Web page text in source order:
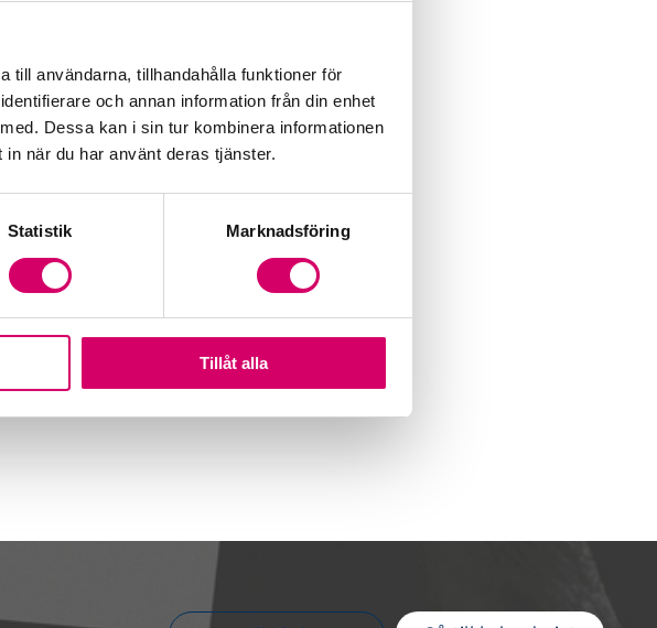
till användarna, tillhandahålla funktioner för
och annan information från din enhet
Dessa kan i sin tur kombinera informationen
när du har använt deras tjänster.
Statistik Marknadsföring
Tillåt alla